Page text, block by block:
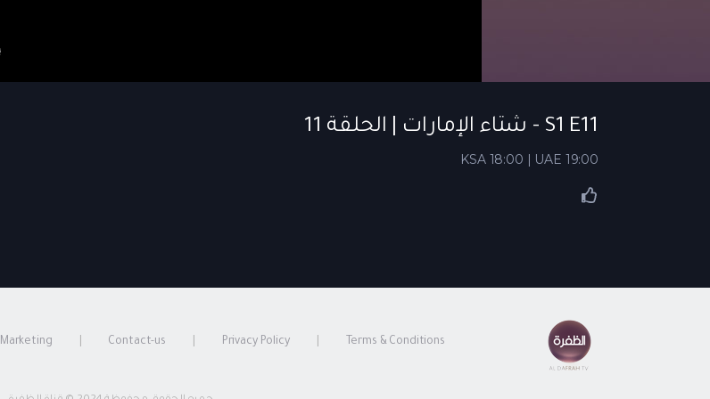
S1 E11 - شتاء الإمارات | الحلقة 11
KSA 18:00 | UAE 19:00
Terms & Conditions
Privacy Policy
Contact-us
Marketing